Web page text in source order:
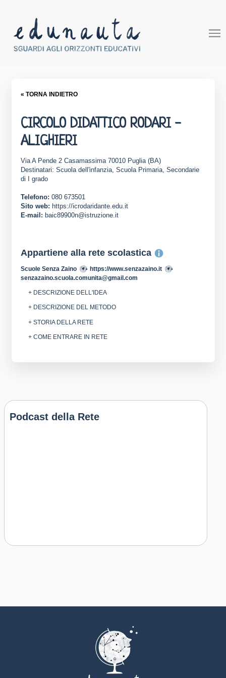
« TORNA INDIETRO
CIRCOLO DIDATTICO RODARI -
ALIGHIERI
Via A Pende 2 Casamassima 70010 Puglia (BA)
Destinatari: Scuola dell'infanzia, Scuola Primaria, Secondarie
di I grado
Telefono: 080 673501
Sito web: https://icrodaridante.edu.it
E-mail: baic89900n@istruzione.it
Appartiene alla rete scolastica
Scuole Senza Zaino
https://www.senzazaino.it
senzazaino.scuola.comunita@gmail.com
+ DESCRIZIONE DELL'IDEA
+ DESCRIZIONE DEL METODO
+ STORIA DELLA RETE
+ COME ENTRARE IN RETE
Podcast della Rete